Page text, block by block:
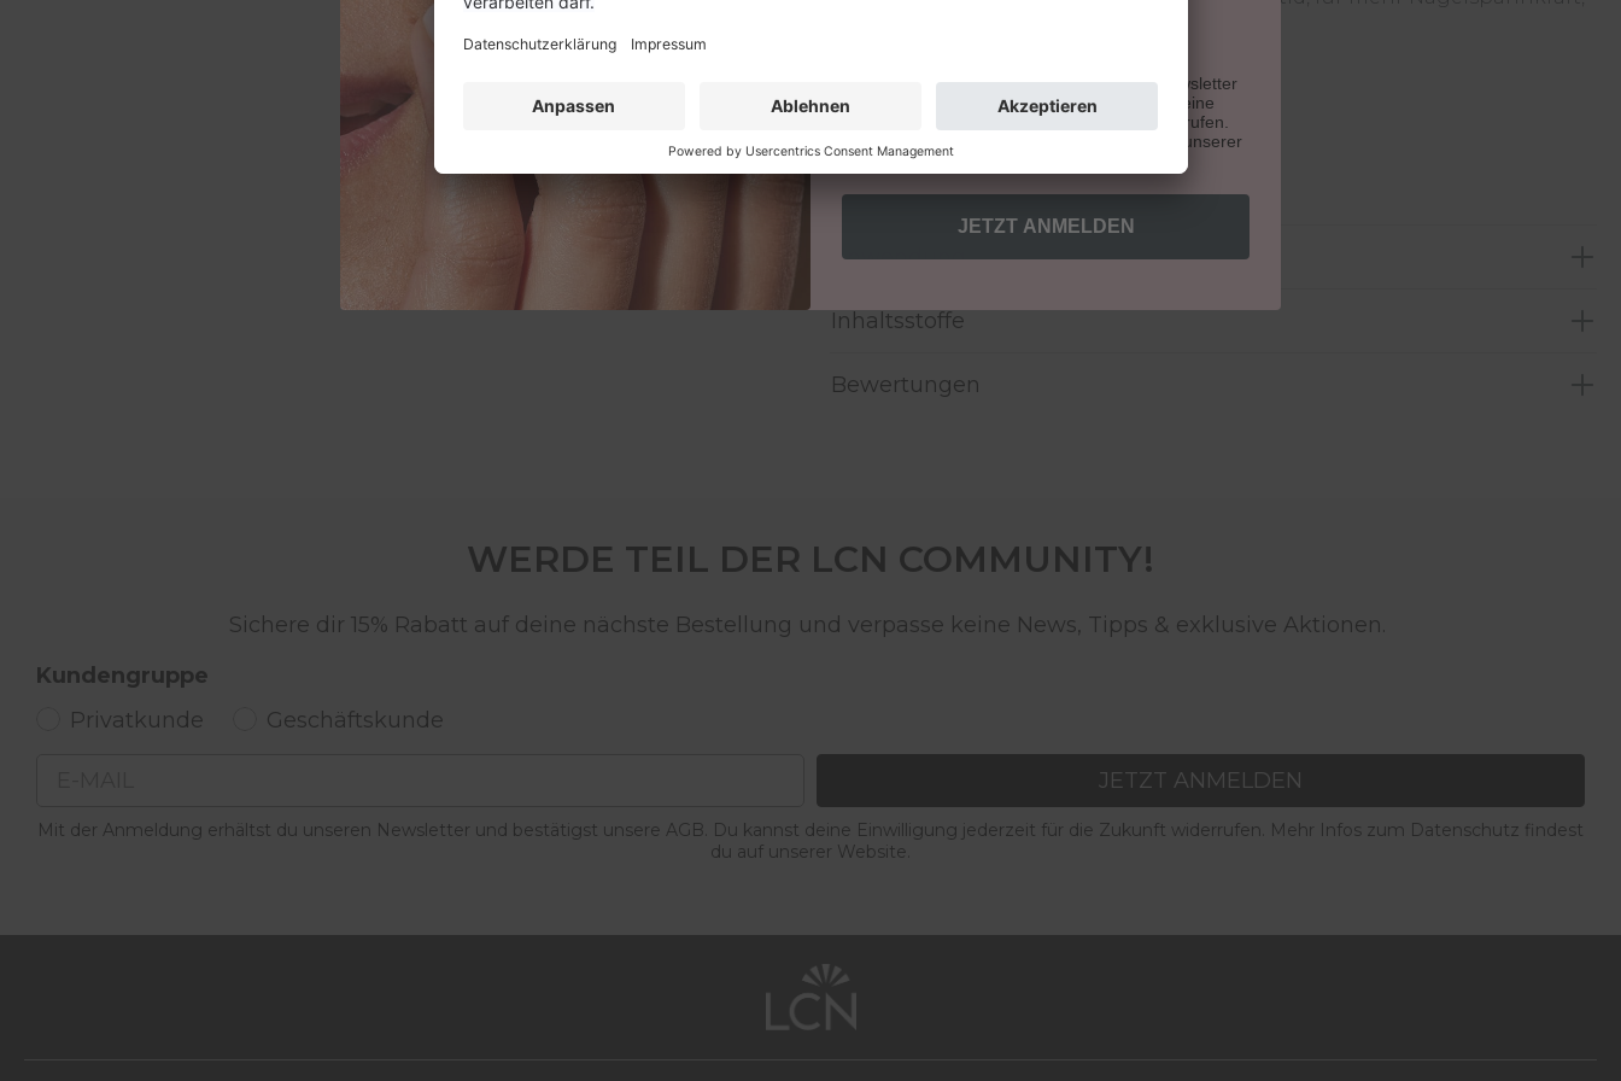
Erhältlich in den Varianten:
• clear
• nude charm
• rosé glimmer
Anwendung
Inhaltsstoffe
Bewertungen
WERDE TEIL DER LCN COMMUNITY!
Sichere dir 15% Rabatt auf deine nächste Bestellung und verpasse keine News, Tipps & exklusive Aktionen.
Kundengruppe
Privatkunde
Geschäftskunde
JETZT ANMELDEN
Mit der Anmeldung erhältst du unseren Newsletter und bestätigst unsere AGB. Du kannst deine Einwilligung jederzeit für die Zukunft widerrufen. Mehr Infos zum Datenschutz findest
du auf unserer Website.
Mit der Anmeldung erhältst du unseren Newsletter
und bestätigst unsere AGB. Du kannst deine
Einwilligung jederzeit für die Zukunft widerrufen.
Mehr Infos zum Datenschutz findest du auf unserer
JETZT ANMELDEN